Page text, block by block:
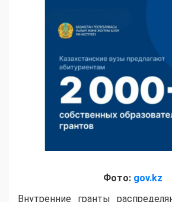
Фото: gov.kz
Внутренние гранты